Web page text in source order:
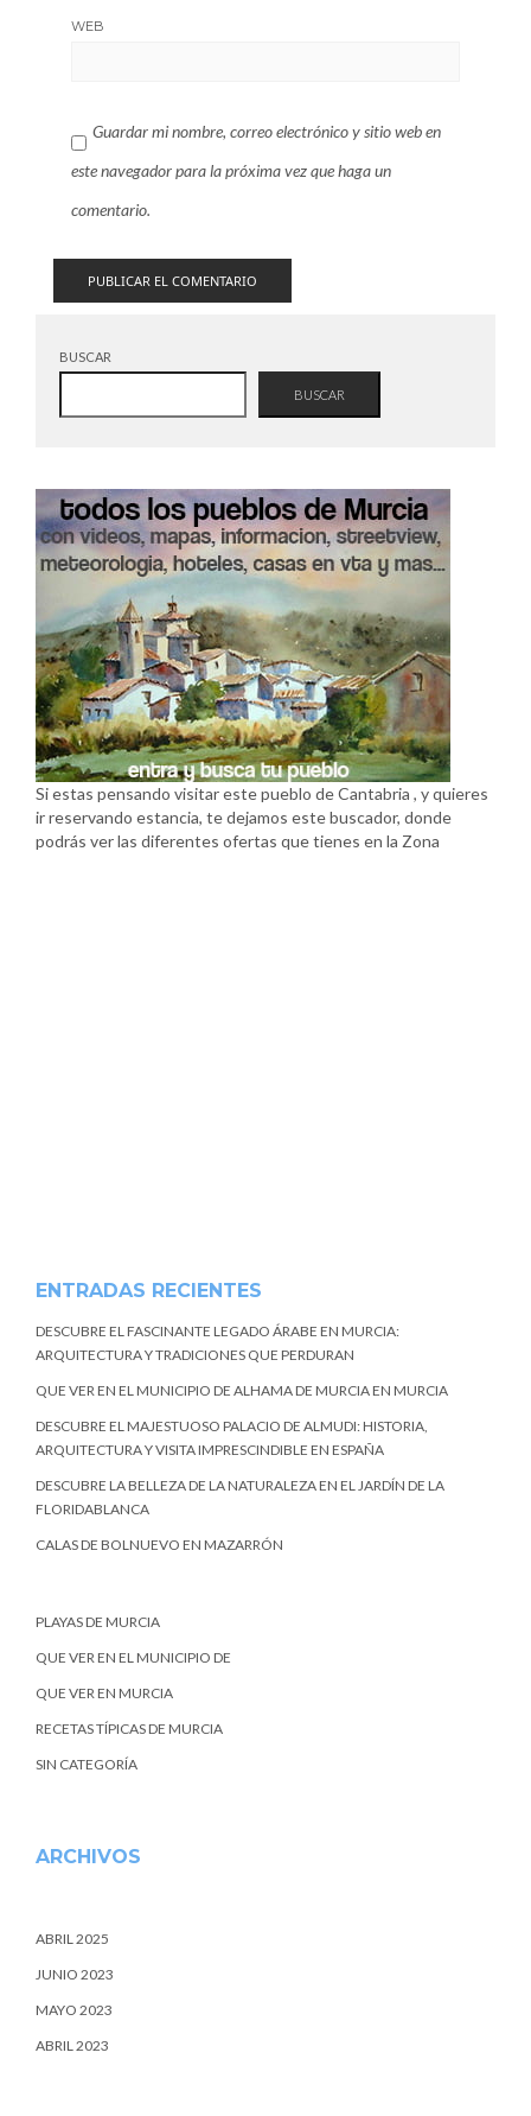
WEB
Guardar mi nombre, correo electrónico y sitio web en
este navegador para la próxima vez que haga un
comentario.
BUSCAR
BUSCAR
Si estas pensando visitar este pueblo de Cantabria , y quieres
ir reservando estancia, te dejamos este buscador, donde
podrás ver las diferentes ofertas que tienes en la Zona
ENTRADAS RECIENTES
DESCUBRE EL FASCINANTE LEGADO ÁRABE EN MURCIA:
ARQUITECTURA Y TRADICIONES QUE PERDURAN
QUE VER EN EL MUNICIPIO DE ALHAMA DE MURCIA EN MURCIA
DESCUBRE EL MAJESTUOSO PALACIO DE ALMUDI: HISTORIA,
ARQUITECTURA Y VISITA IMPRESCINDIBLE EN ESPAÑA
DESCUBRE LA BELLEZA DE LA NATURALEZA EN EL JARDÍN DE LA
FLORIDABLANCA
CALAS DE BOLNUEVO EN MAZARRÓN
PLAYAS DE MURCIA
QUE VER EN EL MUNICIPIO DE
QUE VER EN MURCIA
RECETAS TÍPICAS DE MURCIA
SIN CATEGORÍA
ARCHIVOS
ABRIL 2025
JUNIO 2023
MAYO 2023
ABRIL 2023